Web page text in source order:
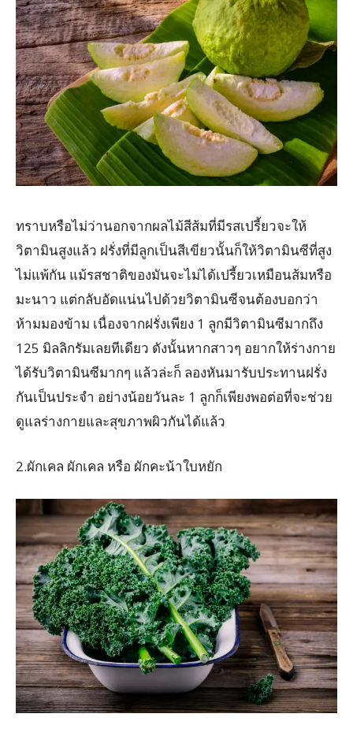
ทราบหรือไม่ว่านอกจากผลไม้สีส้มที่มีรสเปรี้ยวจะให้
วิตามินสูงแล้ว ฝรั่งที่มีลูกเป็นสีเขียวนั้นก็ให้วิตามินซีที่สูง
ไม่แพ้กัน แม้รสชาติของมันจะไม่ได้เปรี้ยวเหมือนส้มหรือ
มะนาว แต่กลับอัดแน่นไปด้วยวิตามินซีจนต้องบอกว่า
ห้ามมองข้าม เนื่องจากฝรั่งเพียง 1 ลูกมีวิตามินซีมากถึง
125 มิลลิกรัมเลยทีเดียว ดังนั้นหากสาวๆ อยากให้ร่างกาย
ได้รับวิตามินซีมากๆ แล้วล่ะก็ ลองหันมารับประทานฝรั่ง
กันเป็นประจำ อย่างน้อยวันละ 1 ลูกก็เพียงพอต่อที่จะช่วย
ดูแลร่างกายและสุขภาพผิวกันได้แล้ว
2.ผักเคล ผักเคล หรือ ผักคะน้าใบหยัก